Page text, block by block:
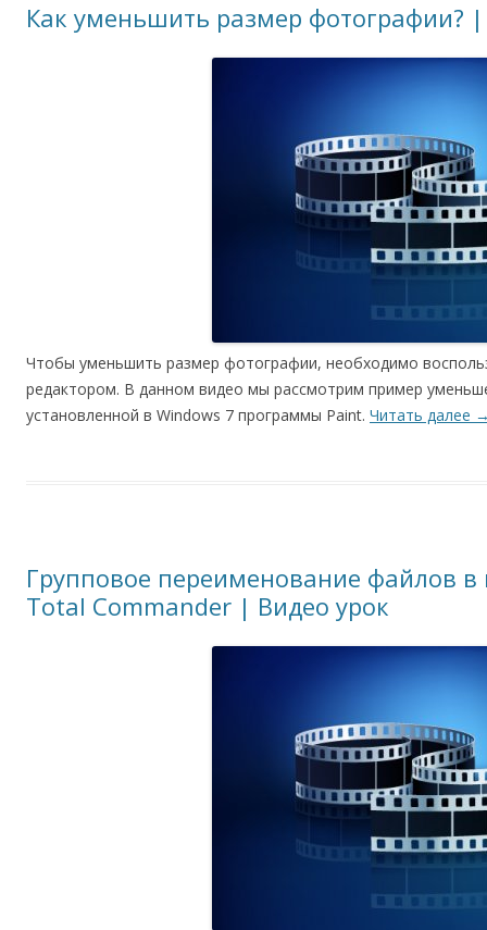
Как уменьшить размер фотографии?
Чтобы уменьшить размер фотографии, необходимо
редактором. В данном видео мы рассмотрим пример
установленной в Windows 7 программы Paint. Читать далее
Групповое переименование файлов
Total Commander | Видео урок